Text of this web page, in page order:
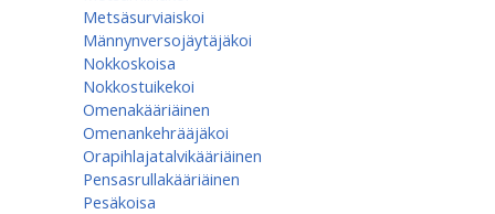
Metsäsurviaiskoi
Männynversojäytäjäkoi
Nokkoskoisa
Nokkostuikekoi
Omenakääriäinen
Omenan­kehrääjä­koi
Orapihlajatalvikääriäinen
Pensasrullakääriäinen
Pesäkoisa